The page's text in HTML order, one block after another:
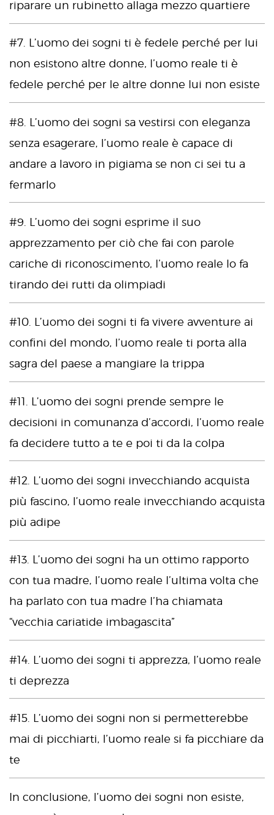
riparare un rubinetto allaga mezzo quartiere
#7. L’uomo dei sogni ti è fedele perché per lui
non esistono altre donne, l’uomo reale ti è
fedele perché per le altre donne lui non esiste
#8. L’uomo dei sogni sa vestirsi con eleganza
senza esagerare, l’uomo reale è capace di
andare a lavoro in pigiama se non ci sei tu a
fermarlo
#9. L’uomo dei sogni esprime il suo
apprezzamento per ciò che fai con parole
cariche di riconoscimento, l’uomo reale lo fa
tirando dei rutti da olimpiadi
#10. L’uomo dei sogni ti fa vivere avventure ai
confini del mondo, l’uomo reale ti porta alla
sagra del paese a mangiare la trippa
#11. L’uomo dei sogni prende sempre le
decisioni in comunanza d’accordi, l’uomo reale
fa decidere tutto a te e poi ti da la colpa
#12. L’uomo dei sogni invecchiando acquista
più fascino, l’uomo reale invecchiando acquista
più adipe
#13. L’uomo dei sogni ha un ottimo rapporto
con tua madre, l’uomo reale l’ultima volta che
ha parlato con tua madre l’ha chiamata
“vecchia cariatide imbagascita”
#14. L’uomo dei sogni ti apprezza, l’uomo reale
ti deprezza
#15. L’uomo dei sogni non si permetterebbe
mai di picchiarti, l’uomo reale si fa picchiare da
te
In conclusione, l’uomo dei sogni non esiste,